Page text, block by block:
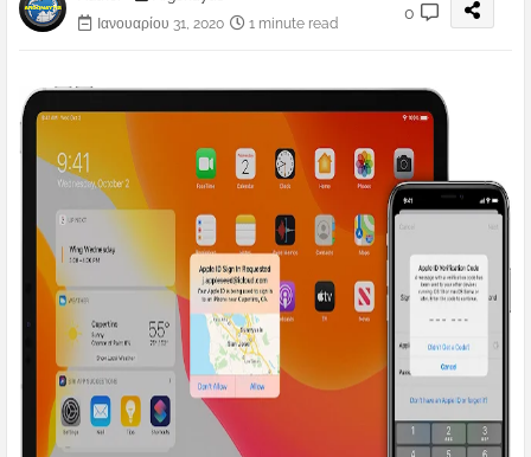
Ιανουαρίου 31, 2020
1 minute read
0